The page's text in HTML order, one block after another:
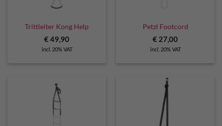
Trittleiter Kong Help
€49,90
incl. 20% VAT
Petzl Footcord
€ 27,00
incl. 20% VAT